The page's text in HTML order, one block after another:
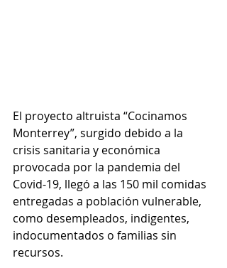
El proyecto altruista “Cocinamos
Monterrey”, surgido debido a la
crisis sanitaria y económica
provocada por la pandemia del
Covid-19, llegó a las 150 mil comidas
entregadas a población vulnerable,
como desempleados, indigentes,
indocumentados o familias sin
recursos.